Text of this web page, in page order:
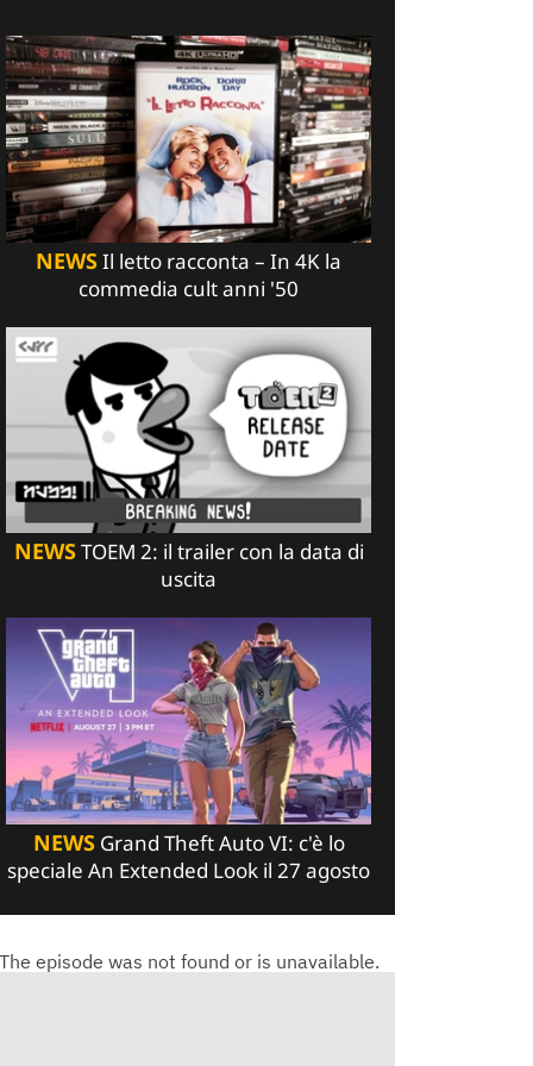
NEWSIl letto racconta – In 4K la
commedia cult anni '50
NEWSTOEM 2: il trailer con la data di
uscita
NEWSGrand Theft Auto VI: c'è lo
speciale An Extended Look il 27 agosto